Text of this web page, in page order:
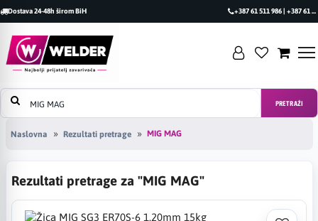
Dostava 24-48h širom BiH +387 61 511 986 | +387 61 493 470
PRETRAŽI
Naslovna Rezultati pretrage MIG MAG
Rezultati pretrage za "MIG MAG"